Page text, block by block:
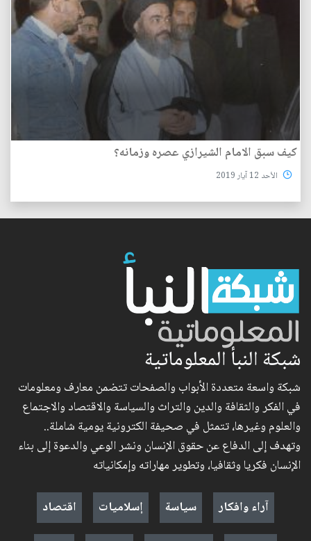
كيف سبق الامام الشيرازي عصره وزمانه؟
الأحد 12 آيار 2019
شبكة النبأ المعلوماتية
شبكة واسعة متعددة الأبواب والصفحات تتضمن معارف ومعلومات
في الفكر والثقافة والدين والتراث والسياسة والاقتصاد والاجتماع
والعلوم وغيرها، تتمثل في صحيفة الكترونية يومية شاملة..
وتهدف إلى الدفاع عن حقوق الإنسان ونشر الوعي والدعوة إلى بناء
الإنسان فكريا وثقافيا، وتطوير مهاراته وإمكانياته
آراء وافكار
سياسة إسلاميات
اقتصاد